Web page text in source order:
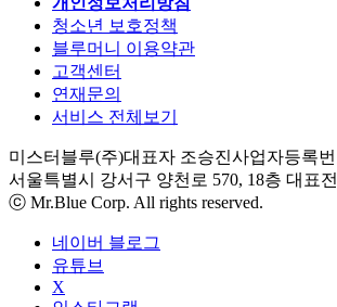
청소년 보호정책
블루머니 이용약관
고객센터
연재문의
서비스 전체보기
미스터블루(주)대표자 조승진사업자등록번
서울특별시 강서구 양천로 570, 18층 대표
ⓒ Mr.Blue Corp. All rights reserved.
네이버 블로그
유튜브
X